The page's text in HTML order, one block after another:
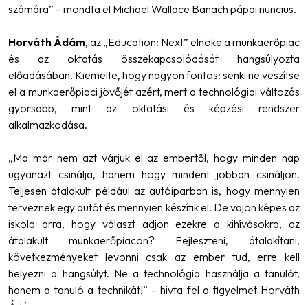
számára” – mondta el Michael Wallace Banach pápai nuncius.
Horváth Ádám, az „Education: Next” elnöke a munkaerőpiac
és az oktatás összekapcsolódását hangsúlyozta
előadásában. Kiemelte, hogy nagyon fontos: senki ne veszítse
el a munkaerőpiaci jövőjét azért, mert a technológiai változás
gyorsabb, mint az oktatási és képzési rendszer
alkalmazkodása.
„Ma már nem azt várjuk el az embertől, hogy minden nap
ugyanazt csinálja, hanem hogy mindent jobban csináljon.
Teljesen átalakult például az autóiparban is, hogy mennyien
terveznek egy autót és mennyien készítik el. De vajon képes az
iskola arra, hogy választ adjon ezekre a kihívásokra, az
átalakult munkaerőpiacon? Fejleszteni, átalakítani,
következményeket levonni csak az ember tud, erre kell
helyezni a hangsúlyt. Ne a technológia használja a tanulót,
hanem a tanuló a technikát!” – hívta fel a figyelmet Horváth